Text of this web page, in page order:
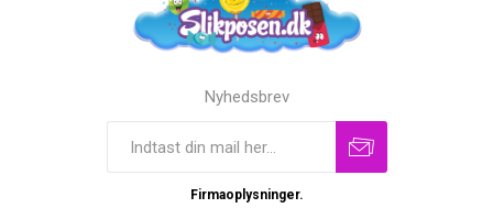
Nyhedsbrev
Firmaoplysninger.